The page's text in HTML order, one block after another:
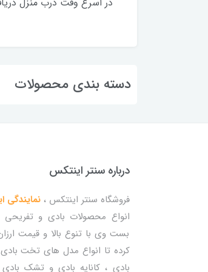
دسته بندی محصولات
درباره سنتر اینتکس
فروشگاه سنتر اینتکس ،نمایندگی
انواع محصولات بادی و تفریحی
بست وی با تنوع بالا و قیمت
کرده تا انواع مدل های تخت
بادی ، کاناپه بادی و تشک